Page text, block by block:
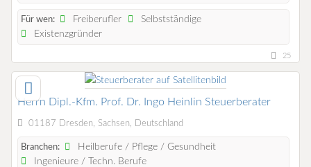
Für wen: Freiberufler
Selbstständige
Existenzgründer
25
Herrn Dipl.-Kfm. Prof. Dr. Ingo Heinlin Steuerberater
01187 Dresden, Sachsen, Deutschland
Branchen:
Heilberufe / Pflege / Gesundheit
Ingenieure / Techn. Berufe